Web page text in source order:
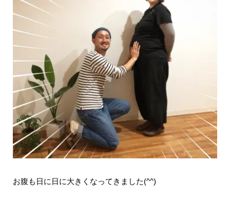
お腹も日に日に大きくなってきました(^^)